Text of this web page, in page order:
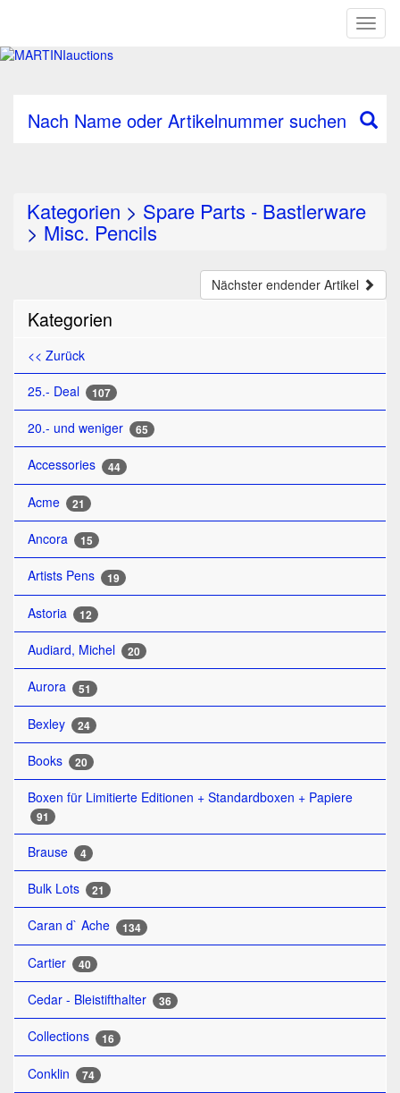
Nach Name oder Artikelnummer suchen
Kategorien > Spare Parts - Bastlerware
> Misc. Pencils
Nächster endender Artikel
Kategorien
<< Zurück
25.- Deal
107
20.- und weniger 65
Accessories 44
Acme 21
Ancora 15
Artists Pens 19
Astoria 12
Audiard, Michel 20
Aurora 51
Bexley 24
Books 20
Boxen für Limitierte Editionen + Standardboxen + Papiere
91
Brause 4
Bulk Lots 21
Caran d` Ache 134
Cartier 40
Cedar - Bleistifthalter 36
Collections 16
Conklin 74